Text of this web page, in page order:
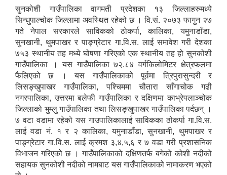
सुनकोशी गाउँपालिका वागमती प्रदेशका १३ जिल्लाहरुमध्ये
सिन्धुपाल्चोक जिल्लामा अवस्थित रहेको छ । वि.सं. २०७३ फागुन २७
गते नेपाल सरकारले साविकको ठोकर्पा, कालिका, यमुनाडाँडा,
सुनखानी, थुमपाखर र पाङ्ग्रेटार गा.वि.स. लाई समावेश गरी देशका
७५३ स्थानीय तह मध्ये घोषणा गरिएको एक स्थानीय तह हो सुनकोशी
गाउँपालिका । यस गाउँपालिका ७२.८४ वर्गकिलोमिटर क्षेत्रफलमा
फैलिएको छ । यस गाउँपालिकाको पूर्वमा त्रिपुरासुन्दरी र
लिसङ्खुपाखर गाउँपालिका, पश्चिममा चौतारा साँगाचोक गढी
नगरपालिका, उत्तरमा बलेफी गाउँपालिका र दक्षिणमा काभ्रेपलाञ्चोक
जिल्लाको भुम्लु गाउँपालिका तथा लिसङ्खुपाखर गाउँपालिका पर्दछन् ।
७ वटा वडामा रहेको यस गाउपालिकालाई साविकका ठोकर्पा गा.वि.स.
लाई वडा नं. १ र २ कालिका, यमुनाडाँडा, सुनखानी, थुमपाखर र
पाङ्ग्रेटार गा.वि.स. लाई क्रमश ३,४,५,६ र ७ वडा गरी प्रशासनिक
विभाजन गरिएको छ । गाउँपालिकाको दक्षिणतर्फ बगेको कोशी नदीको
सहायक सुनकोशी नदीको नामबाट यस गाउँपालिकाको नामाकरण भएको